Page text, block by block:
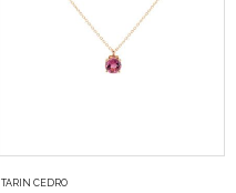
TARIN CEDRO